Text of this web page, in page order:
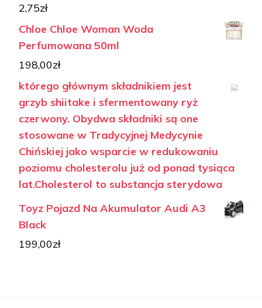
2,75zł
Chloe Chloe Woman Woda
Perfumowana 50ml
198,00zł
którego głównym składnikiem jest
grzyb shiitake i sfermentowany ryż
czerwony. Obydwa składniki są one
stosowane w Tradycyjnej Medycynie
Chińskiej jako wsparcie w redukowaniu
poziomu cholesterolu już od ponad tysiąca
lat.Cholesterol to substancja sterydowa
Toyz Pojazd Na Akumulator Audi A3
Black
199,00zł